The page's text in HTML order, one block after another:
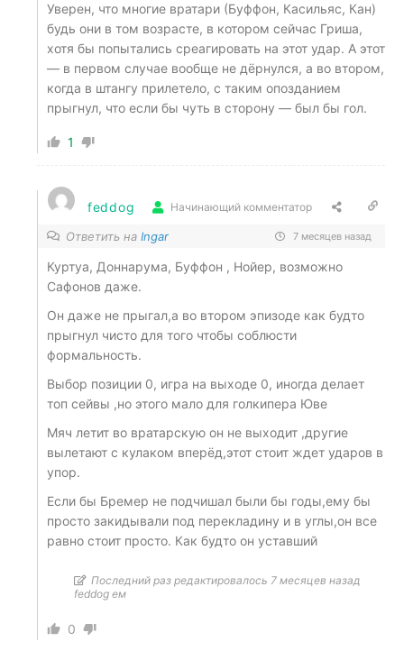
Уверен, что многие вратари (Буффон, Касильяс, Кан)
будь они в том возрасте, в котором сейчас Гриша,
хотя бы попытались среагировать на этот удар. А этот
— в первом случае вообще не дёрнулся, а во втором,
когда в штангу прилетело, с таким опозданием
прыгнул, что если бы чуть в сторону — был бы гол.
1
feddog Начинающий комментатор
Ответить на Ingar 7 месяцев назад
Куртуа, Доннарума, Буффон , Нойер, возможно
Сафонов даже.
Он даже не прыгал,а во втором эпизоде как будто
прыгнул чисто для того чтобы соблюсти
формальность.
Выбор позиции 0, игра на выходе 0, иногда делает
топ сейвы ,но этого мало для голкипера Юве
Мяч летит во вратарскую он не выходит ,другие
вылетают с кулаком вперёд,этот стоит ждет ударов в
упор.
Если бы Бремер не подчишал были бы годы,ему бы
просто закидывали под перекладину и в углы,он все
равно стоит просто. Как будто он уставший
Последний раз редактировалось 7 месяцев назад
feddog ем
0